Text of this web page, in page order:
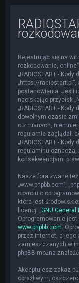
Rejestrując się na
rozkodowanie,
„RADIOSTART -
„https://
postanowienia. Jeśli
naciskając przycisk
„RADIOSTART -
dowolnym czasie
o zmianach,
regularnie zaglądali
„RADIOSTART -
regulaminu oznacza,
konsekwencjami
Nasze fora zwane też
„www.phpbb.com”,
oparciu o
która jest
licencji „GNU
Oprogramowanie
www.phpbb.com .
przez internet, a jego
zamieszczanych w
phpBB można
Akceptujesz zakaz
obraźliwym,